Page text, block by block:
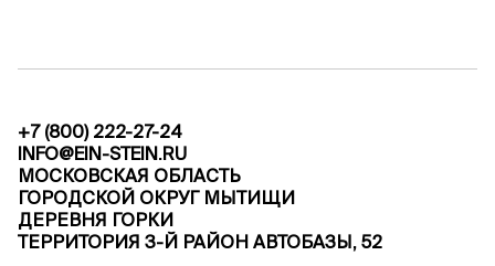
10%
ЦЕНА ЗА ВСЕ
$ 767.65
$ 852.94
+7 (800) 222-27-24
INFO@EIN-STEIN.RU
МОСКОВСКАЯ ОБЛАСТЬ
ГОРОДСКОЙ ОКРУГ МЫТИЩИ
ДЕРЕВНЯ ГОРКИ
ТЕРРИТОРИЯ 3-Й РАЙОН АВТОБАЗЫ, 52